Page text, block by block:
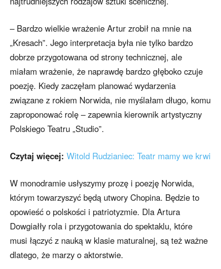
– Bardzo wielkie wrażenie Artur zrobił na mnie na
„Kresach”. Jego interpretacja była nie tylko bardzo
dobrze przygotowana od strony technicznej, ale
miałam wrażenie, że naprawdę bardzo głęboko czuje
poezję. Kiedy zaczęłam planować wydarzenia
związane z rokiem Norwida, nie myślałam długo, komu
zaproponować rolę – zapewnia kierownik artystyczny
Polskiego Teatru „Studio”.
Czytaj więcej: Witold Rudzianiec: Teatr mamy we krwi
W monodramie usłyszymy prozę i poezję Norwida,
którym towarzyszyć będą utwory Chopina. Będzie to
opowieść o polskości i patriotyzmie. Dla Artura
Dowgiałły rola i przygotowania do spektaklu, które
musi łączyć z nauką w klasie maturalnej, są też ważne
dlatego, że marzy o aktorstwie.